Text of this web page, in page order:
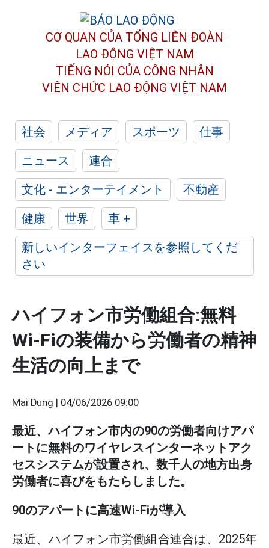
CƠ QUAN CỦA TỔNG LIÊN ĐOÀN
LAO ĐỘNG VIỆT NAM
TIẾNG NÓI CỦA CÔNG NHÂN
VIÊN CHỨC LAO ĐỘNG VIỆT NAM
社会 メディア スポーツ
仕事
ニュース
連合
文化 - エンターテイメント
不動産
健康
世界
車 +
新しいインターフェイスを参照してくだ
さい
ハイフォン市労働組合:無料
Wi-Fiの装備から労働者の精神
生活の向上まで
Mai Dung | 04/06/2026 09:00
最近、ハイフォン市内の90の労働者向けアパ
ートに無料のワイヤレスインターネットアク
セスシステムが設置され、数千人の地方出身
労働者に喜びをもたらしました。
90のアパートに高速Wi-Fiが導入
最近、ハイフォン市労働組合連合は、2025年